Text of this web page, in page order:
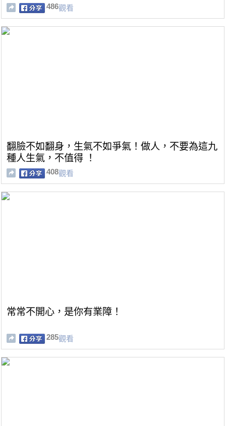
486觀看
翻臉不如翻身，生氣不如爭氣！做人，不要為這九
種人生氣，不值得 ！
408觀看
常常不開心，是你有業障！
285觀看